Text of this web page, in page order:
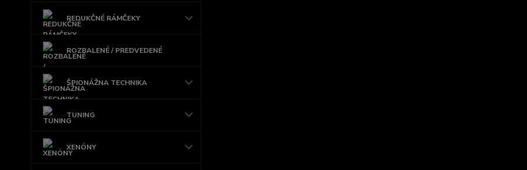
REDUKČNÉ RÁMČEKY
ROZBALENÉ / PREDVEDENÉ
ŠPIONÁŽNA TECHNIKA
TUNING
XENÓNY